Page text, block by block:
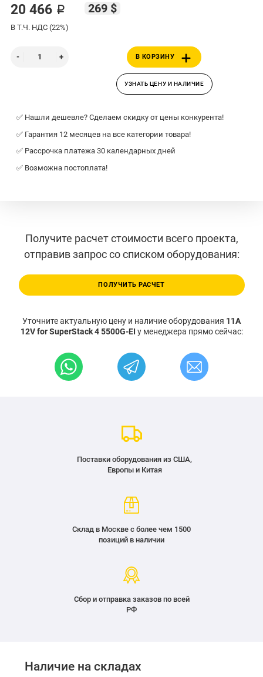
20 466 ₽ 269 $
В Т.Ч. НДС (22%)
В КОРЗИНУ
УЗНАТЬ ЦЕНУ И НАЛИЧИЕ
✅ Нашли дешевле? Сделаем скидку от цены конкурента!
✅ Гарантия 12 месяцев на все категории товара!
✅ Рассрочка платежа 30 календарных дней
✅ Возможна постоплата!
Получите расчет стоимости всего проекта,
отправив запрос со списком оборудования:
ПОЛУЧИТЬ РАСЧЕТ
Уточните актуальную цену и наличие оборудования 11A
12V for SuperStack 4 5500G-EI у менеджера прямо сейчас:
Поставки оборудования из США,
Европы и Китая
Склад в Москве с более чем 1500
позиций в наличии
Сбор и отправка заказов по всей
РФ
Наличие на складах